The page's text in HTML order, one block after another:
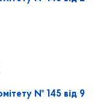
№ 145 від 9